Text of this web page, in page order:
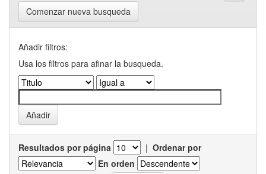
Comenzar nueva busqueda
Añadir filtros:
Usa los filtros para afinar la busqueda.
Resultados por página | Ordenar por
En orden